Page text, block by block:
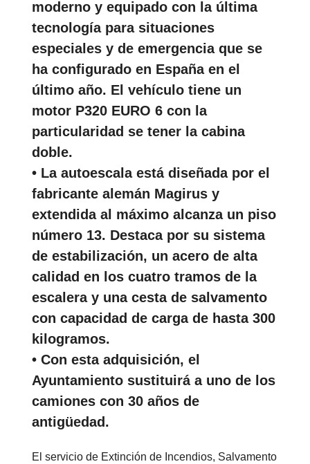
moderno y equipado con la última
tecnología para situaciones
especiales y de emergencia que se
ha configurado en España en el
último año. El vehículo tiene un
motor P320 EURO 6 con la
particularidad se tener la cabina
doble.
• La autoescala está diseñada por el
fabricante alemán Magirus y
extendida al máximo alcanza un piso
número 13. Destaca por su sistema
de estabilización, un acero de alta
calidad en los cuatro tramos de la
escalera y una cesta de salvamento
con capacidad de carga de hasta 300
kilogramos.
• Con esta adquisición, el
Ayuntamiento sustituirá a uno de los
camiones con 30 años de
antigüedad.
El servicio de Extinción de Incendios, Salvamento